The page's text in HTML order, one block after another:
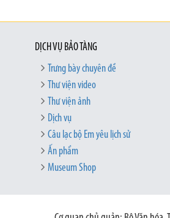
DỊCH VỤ BẢO TÀNG
Trưng bày chuyên đề
Thư viện video
Thư viện ảnh
Dịch vụ
Câu lạc bộ Em yêu lịch sử
Ấn phẩm
Museum Shop